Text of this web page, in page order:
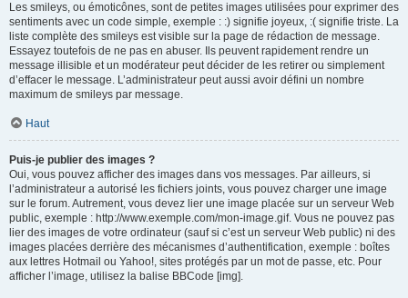
Les smileys, ou émoticônes, sont de petites images utilisées pour exprimer des
sentiments avec un code simple, exemple : :) signifie joyeux, :( signifie triste. La
liste complète des smileys est visible sur la page de rédaction de message.
Essayez toutefois de ne pas en abuser. Ils peuvent rapidement rendre un
message illisible et un modérateur peut décider de les retirer ou simplement
d’effacer le message. L’administrateur peut aussi avoir défini un nombre
maximum de smileys par message.
Haut
Puis-je publier des images ?
Oui, vous pouvez afficher des images dans vos messages. Par ailleurs, si
l’administrateur a autorisé les fichiers joints, vous pouvez charger une image
sur le forum. Autrement, vous devez lier une image placée sur un serveur Web
public, exemple : http://www.exemple.com/mon-image.gif. Vous ne pouvez pas
lier des images de votre ordinateur (sauf si c’est un serveur Web public) ni des
images placées derrière des mécanismes d’authentification, exemple : boîtes
aux lettres Hotmail ou Yahoo!, sites protégés par un mot de passe, etc. Pour
afficher l’image, utilisez la balise BBCode [img].